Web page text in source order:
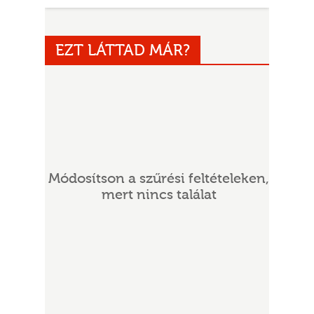
EZT LÁTTAD MÁR?
Módosítson a szűrési feltételeken,
mert nincs találat